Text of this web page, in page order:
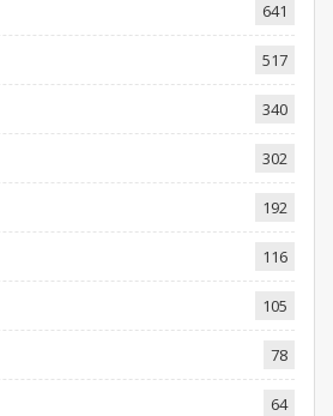
641
517
340
302
192
116
105
78
64